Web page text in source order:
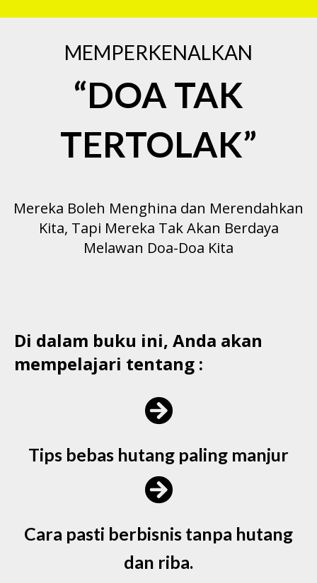
MEMPERKENALKAN
“DOA TAK
TERTOLAK”
Mereka Boleh Menghina dan Merendahkan
Kita, Tapi Mereka Tak Akan Berdaya
Melawan Doa-Doa Kita
Di dalam buku ini, Anda akan
mempelajari tentang :
Tips bebas hutang paling manjur
Cara pasti berbisnis tanpa hutang
dan riba.